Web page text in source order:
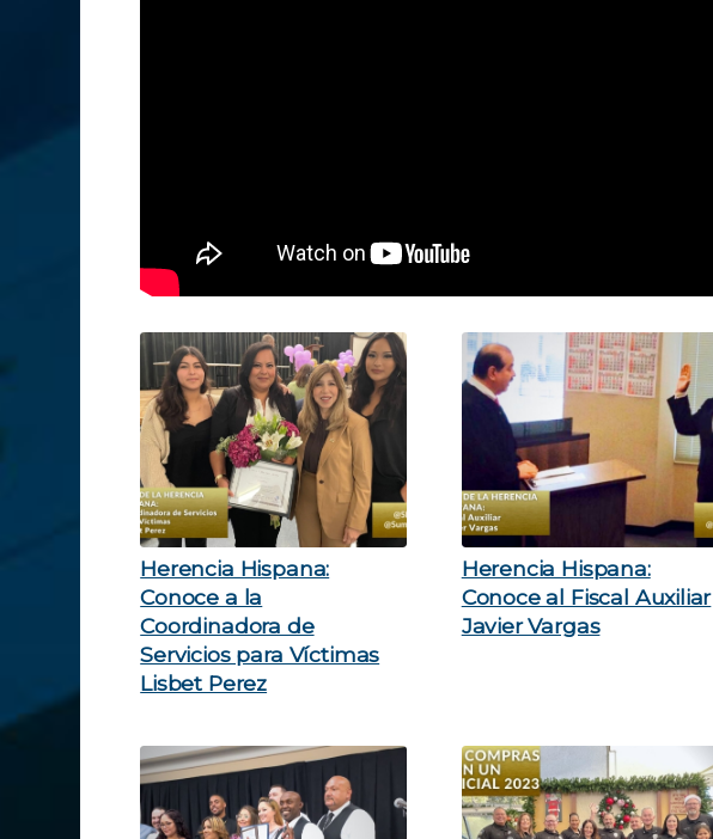
Herencia Hispana:
Conoce a la
Coordinadora de
Servicios para Víctimas
Lisbet Perez
Herencia Hispana:
Conoce al Fiscal Auxiliar
Javier Vargas